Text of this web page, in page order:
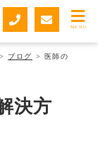
MENU
> ブログ >
医師の
決方